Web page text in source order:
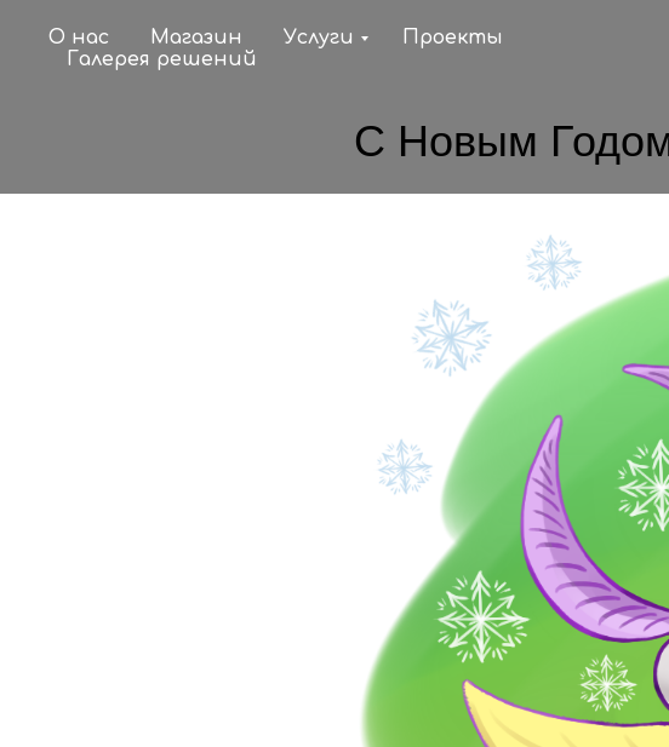
О нас Магазин Услуги
Проекты
Галерея решений
С Новым